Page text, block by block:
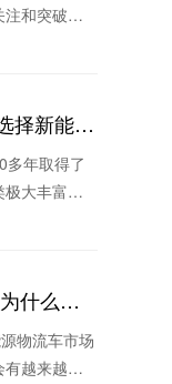
和突破的
择新能源
多年取得了
大丰富，
物流车市场
越来越多